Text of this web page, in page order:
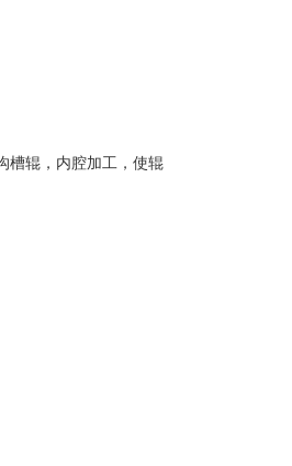
槽辊，内腔加工，使辊